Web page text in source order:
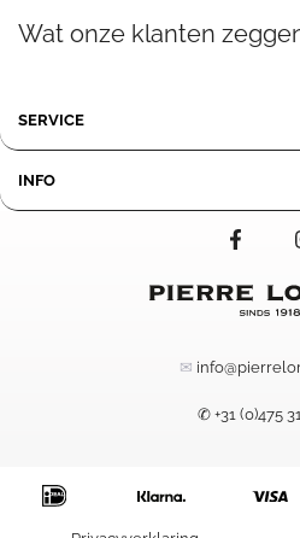
Wat onze klanten
SERVICE
INFO
✉
✆ +31 (0)475